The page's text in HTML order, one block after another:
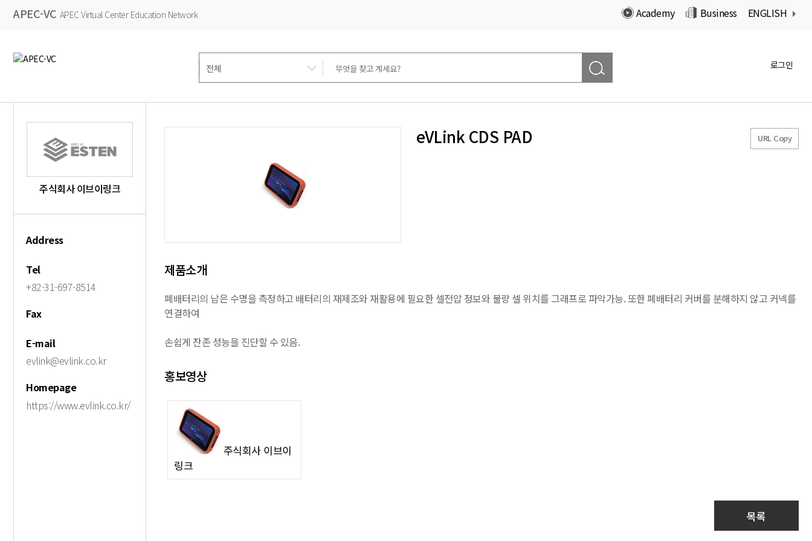
APEC-VC APEC Virtual Center Education Network Academy Business ENGLISH
로그인
주식회사 이브이링크
Address
Tel
+82-31-697-8514
Fax
E-mail
evlink@evlink.co.kr
Homepage
https://www.evlink.co.kr/
eVLink CDS PAD URL Copy
제품소개
폐배터리의 남은 수명을 측정하고 배터리의 재제조와 재활용에 필요한 셀전압 정보와 불량 셀 위치를 그래프로 파악가능. 또한 폐배터리 커버를 분해하지 않고 커넥를
연결하여
손쉽게 잔존 성능을 진단할 수 있음.
홍보영상
주식회사 이브이
링크